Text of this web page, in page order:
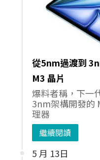
從5nm過渡到
M3 晶片
爆料者稱，下一
3nm架構開發的
理器
繼續閱讀
5 月 13日